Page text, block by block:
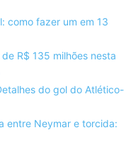
como fazer um em 13
R$ 135 milhões nesta
do gol do Atlético-
entre Neymar e torcida: